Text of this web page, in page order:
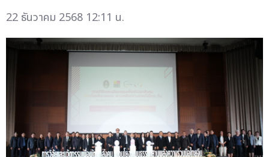
22 ธันวาคม 2568 12:11 น.